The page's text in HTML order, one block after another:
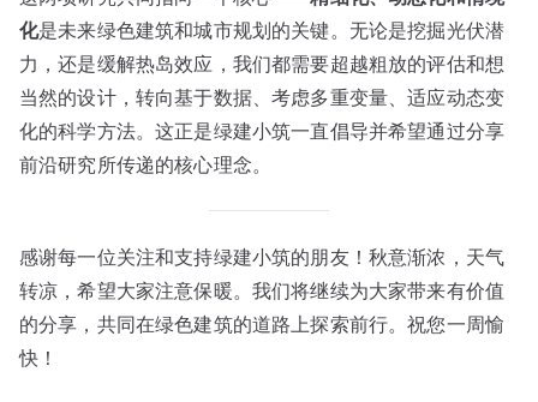
化是未来绿色建筑和城市规划的关键。无论是挖掘光伏潜
力，还是缓解热岛效应，我们都需要超越粗放的评估和想
当然的设计，转向基于数据、考虑多重变量、适应动态变
化的科学方法。这正是绿建小筑一直倡导并希望通过分享
前沿研究所传递的核心理念。
感谢每一位关注和支持绿建小筑的朋友！秋意渐浓，天气
转凉，希望大家注意保暖。我们将继续为大家带来有价值
的分享，共同在绿色建筑的道路上探索前行。祝您一周愉
快！